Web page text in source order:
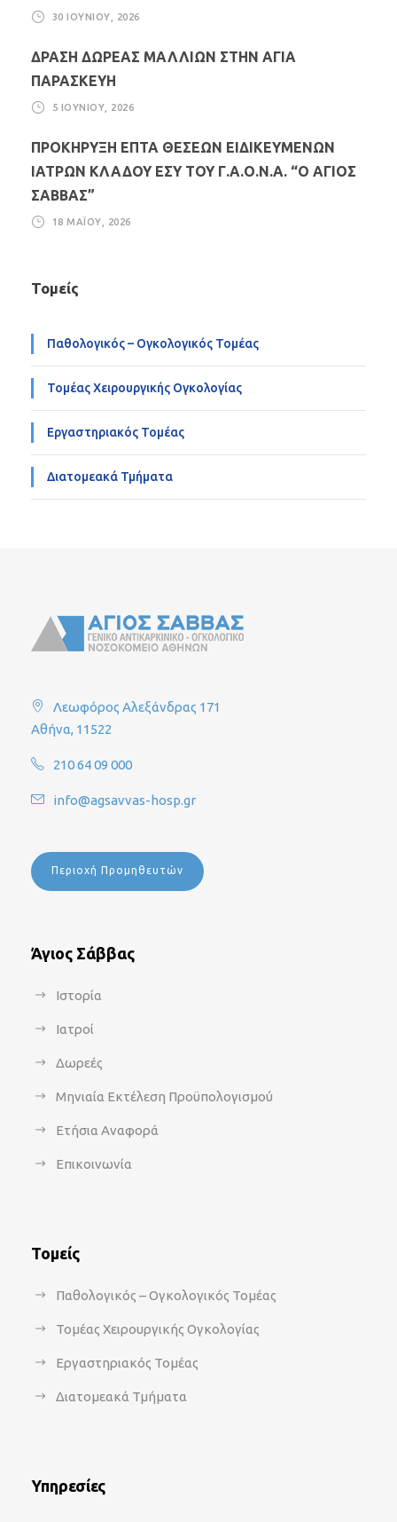
30 ΙΟΥΝΊΟΥ, 2026
ΔΡΑΣΗ ΔΩΡΕΑΣ ΜΑΛΛΙΩΝ ΣΤΗΝ ΑΓΙΑ
ΠΑΡΑΣΚΕΥΗ
5 ΙΟΥΝΊΟΥ, 2026
ΠΡΟΚΗΡΥΞΗ ΕΠΤΑ ΘΕΣΕΩΝ ΕΙΔΙΚΕΥΜΕΝΩΝ
ΙΑΤΡΩΝ ΚΛΑΔΟΥ ΕΣΥ ΤΟΥ Γ.Α.Ο.Ν.Α. “Ο ΑΓΙΟΣ
ΣΑΒΒΑΣ”
18 ΜΑΪ́ΟΥ, 2026
Τομείς
Παθολογικός – Ογκολογικός Τομέας
Τομέας Χειρουργικής Ογκολογίας
Εργαστηριακός Τομέας
Διατομεακά Τμήματα
Λεωφόρος Αλεξάνδρας 171
Αθήνα, 11522
210 64 09 000
info@agsavvas-hosp.gr
Περιοχή Προμηθευτών
Άγιος Σάββας
Ιστορία
Ιατροί
Δωρεές
Μηνιαία Εκτέλεση Προϋπολογισμού
Ετήσια Αναφορά
Επικοινωνία
Τομείς
Παθολογικός – Ογκολογικός Τομέας
Τομέας Χειρουργικής Ογκολογίας
Εργαστηριακός Τομέας
Διατομεακά Τμήματα
Υπηρεσίες